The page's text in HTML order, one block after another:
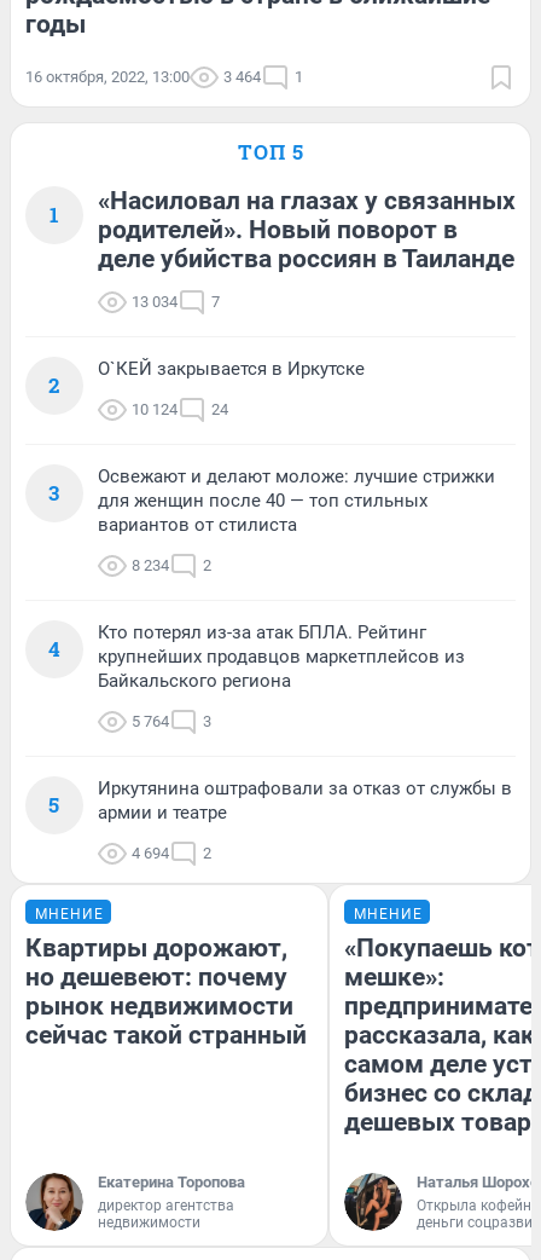
годы
16 октября, 2022, 13:00 3 464 1
ТОП 5
1
«Насиловал на глазах у связанных
родителей». Новый поворот в
деле убийства россиян в Таиланде
13 034 7
2
О`КЕЙ закрывается в Иркутске
10 124 24
3
Освежают и делают моложе: лучшие стрижки
для женщин после 40 — топ стильных
вариантов от стилиста
8 234 2
4
Кто потерял из-за атак БПЛА. Рейтинг
крупнейших продавцов маркетплейсов из
Байкальского региона
5 764 3
5
Иркутянина оштрафовали за отказ от службы в
армии и театре
4 694 2
МНЕНИЕ
Квартиры дорожают,
но дешевеют: почему
рынок недвижимости
сейчас такой странный
Екатерина Торопова
директор агентства
недвижимости
МНЕНИЕ
«Покупаешь
мешке»:
рассказала, как
самом деле
бизнес со
дешевых
Наталья
Открыла
деньги